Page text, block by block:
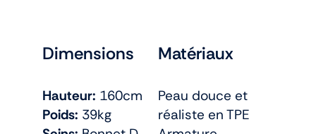
Dimensions
Hauteur: 160cm
Poids: 39kg
Matériaux
Peau douce et
réaliste en TPE